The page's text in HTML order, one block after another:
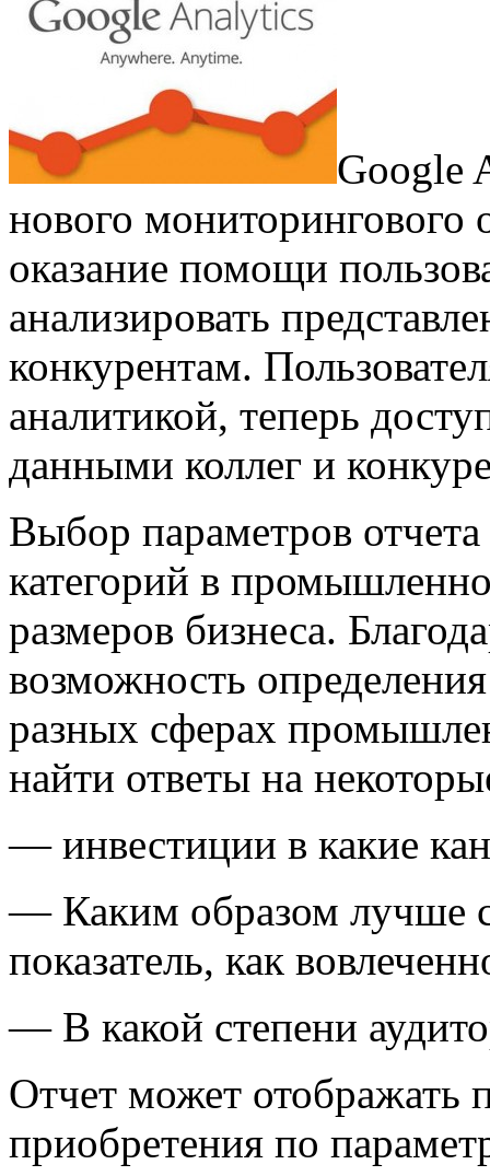
Google
нового мониторингового
оказание помощи
анализировать
конкурентам.
аналитикой, теперь
данными коллег и
Выбор параметров
категорий в
размеров бизнеса.
возможность
разных сферах
найти ответы на
— инвестиции в какие
— Каким образом лучше
показатель, как
— В какой степени
Отчет может отображать
приобретения по